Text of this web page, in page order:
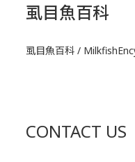
虱目魚百科
虱目魚百科 /
CONTACT US